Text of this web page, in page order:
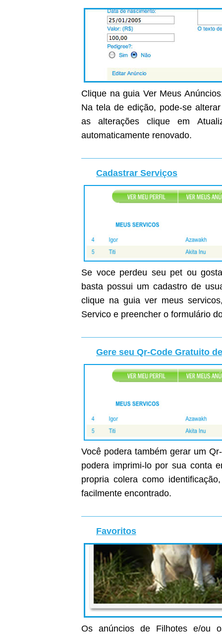
Clique na guia Ver Meus
Na tela de edição, pode-se
as alterações clique em
automaticamente renovado.
Cadastrar Serviços
Se voce perdeu seu pet ou
basta possui um cadastro de
clique na guia ver meus
Servico e preencher o formulário
Gere seu Qr-Code Gratuito
Você podera também gerar um
podera imprimi-lo por sua conta
propria colera como
facilmente encontrado.
Favoritos
Os anúncios de Filhotes e/ou